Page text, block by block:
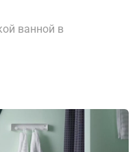
ванной в